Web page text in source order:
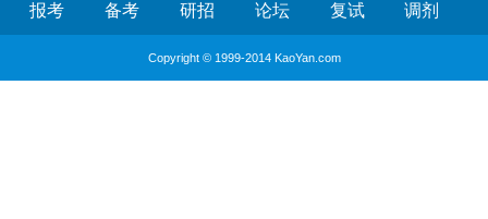
报考 备考 研招 论坛 复试 调剂
Copyright © 1999-2014 KaoYan.com